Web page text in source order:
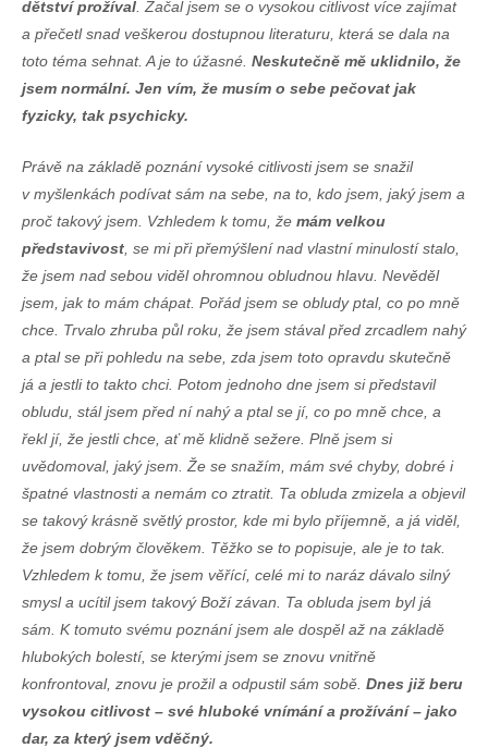
dětství prožíval . Začal jsem se o vysokou citlivost více zajímat
a přečetl snad veškerou dostupnou literaturu, která se dala na
toto téma sehnat. A je to úžasné. Neskutečně mě uklidnilo, že
jsem normální. Jen vím, že musím o sebe pečovat jak
fyzicky, tak psychicky.
Právě na základě poznání vysoké citlivosti jsem se snažil
v myšlenkách podívat sám na sebe, na to, kdo jsem, jaký jsem a
proč takový jsem. Vzhledem k tomu, že mám velkou
představivost , se mi při přemýšlení nad vlastní minulostí stalo,
že jsem nad sebou viděl ohromnou obludnou hlavu. Nevěděl
jsem, jak to mám chápat. Pořád jsem se obludy ptal, co po mně
chce. Trvalo zhruba půl roku, že jsem stával před zrcadlem nahý
a ptal se při pohledu na sebe, zda jsem toto opravdu skutečně
já a jestli to takto chci. Potom jednoho dne jsem si představil
obludu, stál jsem před ní nahý a ptal se jí, co po mně chce, a
řekl jí, že jestli chce, ať mě klidně sežere. Plně jsem si
uvědomoval, jaký jsem. Že se snažím, mám své chyby, dobré i
špatné vlastnosti a nemám co ztratit. Ta obluda zmizela a objevil
se takový krásně světlý prostor, kde mi bylo příjemně, a já viděl,
že jsem dobrým člověkem. Těžko se to popisuje, ale je to tak.
Vzhledem k tomu, že jsem věřící, celé mi to naráz dávalo silný
smysl a ucítil jsem takový Boží závan. Ta obluda jsem byl já
sám. K tomuto svému poznání jsem ale dospěl až na základě
hlubokých bolestí, se kterými jsem se znovu vnitřně
konfrontoval, znovu je prožil a odpustil sám sobě. Dnes již beru
vysokou citlivost – své hluboké vnímání a prožívání – jako
dar, za který jsem vděčný.